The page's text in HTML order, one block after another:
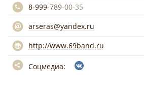
8-999-789-00-35
arseras@yandex.ru
http://www.69band.ru
Соцмедиа: